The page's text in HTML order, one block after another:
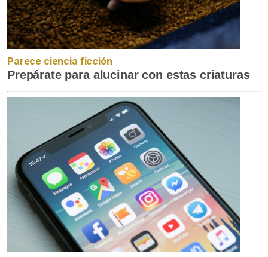
Parece ciencia ficción
Prepárate para alucinar con estas criaturas